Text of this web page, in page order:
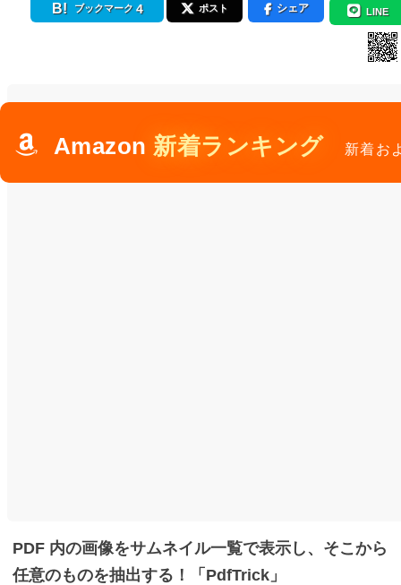
ブックマーク 4 ポスト シェア LINE
Amazon 新着ランキング 新着お
PDF 内の画像をサムネイル一覧で表示し、そこから
任意のものを抽出する！「PdfTrick」